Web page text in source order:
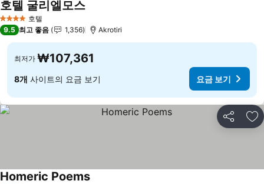
4 성급 호텔
호텔 굴리엘모스
9.5 최고 좋음 1,356 Akrotiri
최저가 ₩107,361
8개 사이트의 요금 보기 요금 보기
공유 즐
Homeric Poems